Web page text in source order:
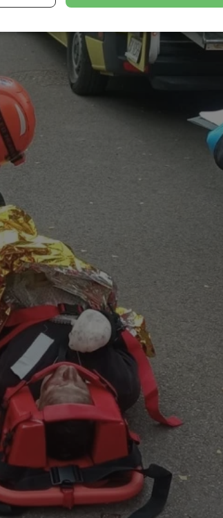
Funkcjonalność Niesklasyfikowane
Funkcjonalność
strony internetowej, takich jak logowanie użytkownika i
korzystać ze strony internetowej.
Ten plik cookie przechowuje identyfikator sesji.
Ten plik cookie przechowuje identyfikator sesji.
Ten plik cookie przechowuje identyfikator sesji.
Ten plik cookie służy do rozróżniania ludzi i botów. Jest
to korzystne dla strony internetowej, ponieważ
umożliwia tworzenie ważnych raportów na temat
korzystania z jej witryny internetowej.
Ten plik cookie służy do rozróżniania ludzi i botów. Jest
to korzystne dla strony internetowej, ponieważ
umożliwia tworzenie ważnych raportów na temat
korzystania z jej witryny internetowej.
Ten plik cookie jest używany przez usługę Cookie-
Script.com do zapamiętywania preferencji dotyczących
zgody użytkownika na pliki cookie. Jest to konieczne,
aby baner cookie Cookie-Script.com działał poprawnie.
Ten plik cookie przechowuje informacje o zgodzie
użytkownika oraz jego preferencjach dotyczących
prywatności podczas korzystania z witryny. Rejestruje
wybory dotyczące polityki prywatności i ustawień
zgody, zapewniając ich przestrzeganie w kolejnych
wizytach. Dzięki temu użytkownik nie musi ponownie
konfigurować swoich preferencji, co zwiększa wygodę i
zgodność z regulacjami ochrony danych.